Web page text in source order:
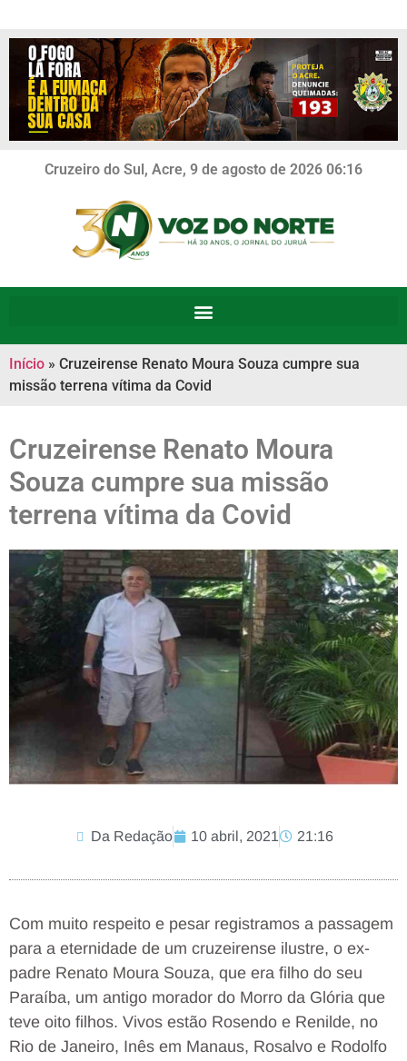
Cruzeiro do Sul, Acre, 9 de agosto de 2026 06:16
Início » Cruzeirense Renato Moura Souza cumpre sua
missão terrena vítima da Covid
Cruzeirense Renato Moura
Souza cumpre sua missão
terrena vítima da Covid
Da Redação 10 abril, 2021 21:16
Com muito respeito e pesar registramos a passagem
para a eternidade de um cruzeirense ilustre, o ex-
padre Renato Moura Souza, que era filho do seu
Paraíba, um antigo morador do Morro da Glória que
teve oito filhos. Vivos estão Rosendo e Renilde, no
Rio de Janeiro, Inês em Manaus, Rosalvo e Rodolfo